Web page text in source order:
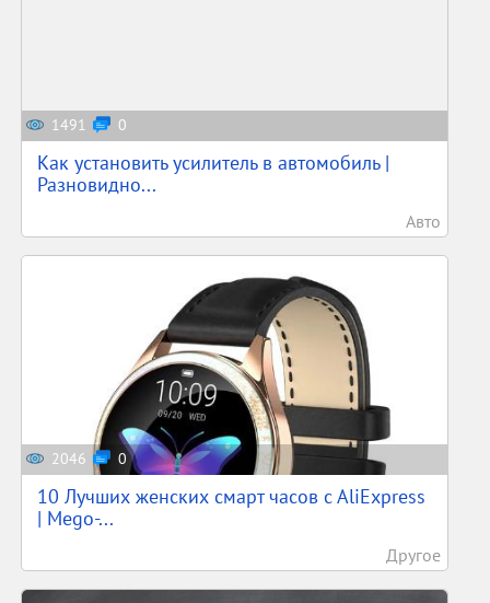
1491 0
Как установить усилитель в автомобиль |
Разновидно...
Авто
2046 0
10 Лучших женских смарт часов c AliExpress
| Mego-...
Другое